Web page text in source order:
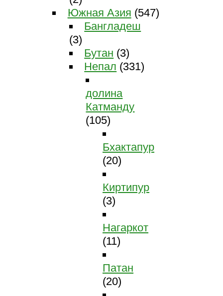
Южная Азия (547)
Бангладеш
(3)
Бутан (3)
Непал (331)
долина
Катманду
(105)
Бхактапур
(20)
Киртипур
(3)
Нагаркот
(11)
Патан
(20)